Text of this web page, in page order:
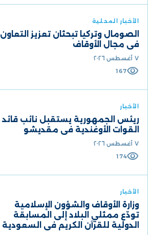
الأخبار المحلية
الصومال وتركيا تبحثان تعزيز التعاون
في مجال الأوقاف
٧ أغسطس ٢٠٢٦
visibility
167
الأخبار
ريئس الجمهورية يستقبل نائب قائد
القوات الأوغندية في مقديشو
٧ أغسطس ٢٠٢٦
visibility
174
الأخبار
وزارة الأوقاف والشؤون الإسلامية
تودّع ممثلي البلاد إلى المسابقة
الدولية للقرآن الكريم في السعودية